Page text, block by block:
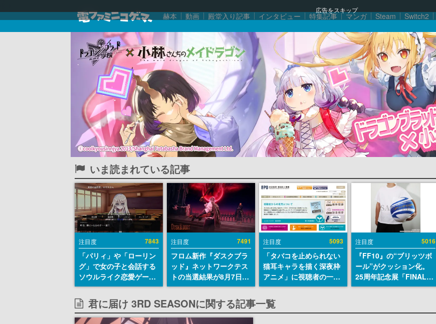
広告をスキップ
赫本 動画 殿堂入り記事 インタビュー 特集記事 マンガ Steam Switch2
いま読まれている記事
注目度 7843
「パリィ」や「ローリン
グ」で女の子と会話する
ソウルライク恋愛ゲーム
『小早川さんはソウルラ
イク』無料公開。返事に
失敗すると「YOU
DIED」
注目度 7491
フロム新作『ダスクブラ
ッド』ネットワークテス
トの当選結果が8月7日22
時に発表。応募サイトの
マイページから確認可
能、テスト実施は8月21
日～24日
注目度 5093
「タバコを止められない
猫耳キャラを描く深夜枠
アニメ」に視聴者の一部
から批判意見。違法薬物
の使用と思しき描写も含
めて、BPOが議論を交わ
注目度 5016
『FF10』の“ブリッツボ
ール”がクッション化。
25周年記念展「FINAL
FANTASY X MUSEUM-
君に届け 3RD SEASONに関する記事一覧